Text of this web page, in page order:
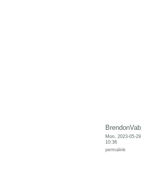
BrendonVab
Mon, 2023-05-29
10:36
permalink